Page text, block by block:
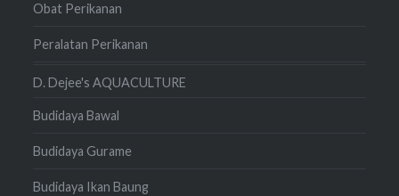
Obat Perikanan
Peralatan Perikanan
D. Dejee's AQUACULTURE
Budidaya Bawal
Budidaya Gurame
Budidaya Ikan Baung